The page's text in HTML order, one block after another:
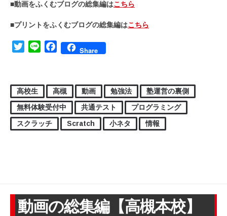
■動画をふくむブログの総集編はこちら
■プリントをふくむブログの総集編はこちら
TwitterLine FacebookShare
高校生 高槻 動画 勉強法
塾運営の裏側
無料体験受付中
共通テスト
プログラミング
スクラッチ
Scratch 小ネタ 情報
動画の総集編【高槻本校】